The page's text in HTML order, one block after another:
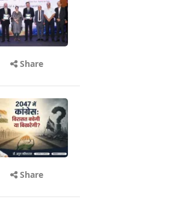
Share
Share